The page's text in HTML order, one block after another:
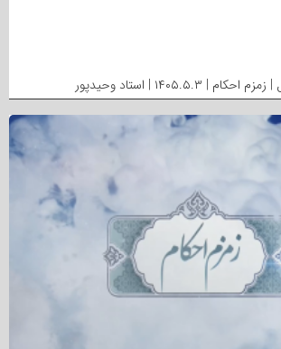
| ۱۴۰۵.۵.۳ | استاد وحیدپور